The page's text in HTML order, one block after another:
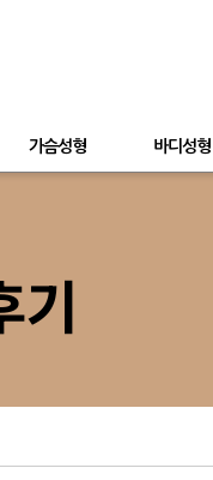
가슴성형 바디성형
기